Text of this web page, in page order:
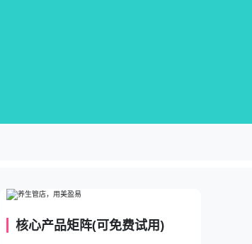
核心产品矩阵(可免费试用)